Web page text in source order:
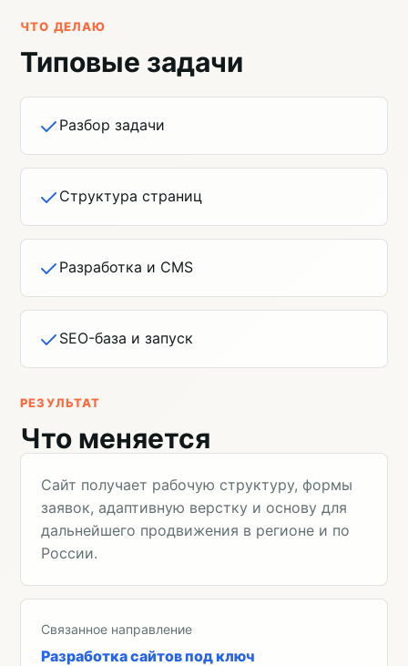
ЧТО ДЕЛАЮ
Типовые задачи
Разбор задачи
Структура страниц
Разработка и CMS
SEO-база и запуск
РЕЗУЛЬТАТ
Что меняется
Сайт получает рабочую структуру, формы
заявок, адаптивную верстку и основу для
дальнейшего продвижения в регионе и по
России.
Связанное направление
Разработка сайтов под ключ